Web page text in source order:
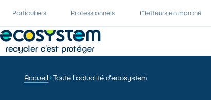
Particuliers Professionnels Metteurs en marché
Accueil Toute l'actualité d'ecosystem